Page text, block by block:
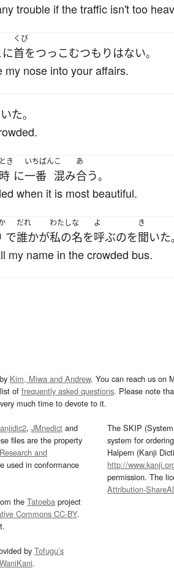
trouble if the traffic isn't too
に
くび
首をつっこむつもり はない。
my nose into your affairs.
た。
とき
時 に
いちばん
一番
こ
混み
あ
合う。
when it is most beautiful.
で
だれ
誰かが
わたし
私の
な
名を
よ
呼ぶのを
き
聞いた。
my name in the crowded bus.
Kim, Miwa and Andrew. You can reach us on
of frequently asked questions. Please note
much time to devote to it.
, JMnedict and
files are the property
and
used in conformance
the Tatoeba project
Commons CC-BY.
by Tofugu’s
WaniKani.
The SKIP
system for
Halpern (Kanji
http://
permission. The
Attribution-